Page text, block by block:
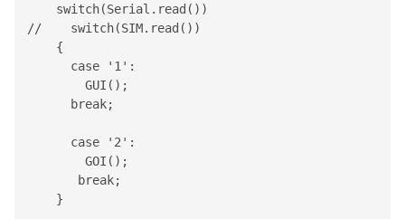
switch(Serial .read())
//    switch(SIM.read())
{
case '1':
GUI();
break;
case '2':
GOI();
break;
}